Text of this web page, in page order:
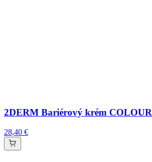
2DERM Bariérový krém COLOUR
28,40 €